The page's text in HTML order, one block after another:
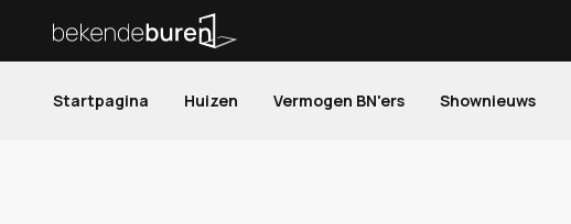
Startpagina Huizen Vermogen BN'ers Shownieuws